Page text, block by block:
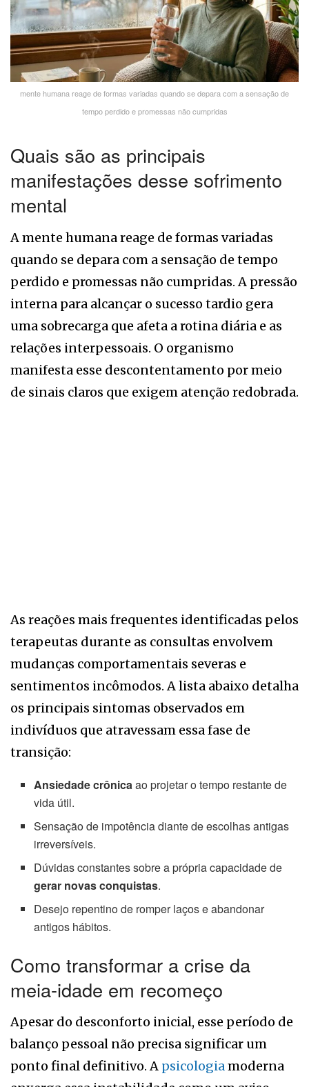
mente humana reage de formas variadas quando se depara com a sensação de
tempo perdido e promessas não cumpridas
Quais são as principais
manifestações desse sofrimento
mental
A mente humana reage de formas variadas
quando se depara com a sensação de tempo
perdido e promessas não cumpridas. A pressão
interna para alcançar o sucesso tardio gera
uma sobrecarga que afeta a rotina diária e as
relações interpessoais. O organismo
manifesta esse descontentamento por meio
de sinais claros que exigem atenção redobrada.
As reações mais frequentes identificadas pelos
terapeutas durante as consultas envolvem
mudanças comportamentais severas e
sentimentos incômodos. A lista abaixo detalha
os principais sintomas observados em
indivíduos que atravessam essa fase de
transição:
Ansiedade crônicaao projetar o tempo restante de
vida útil.
Sensação de impotência diante de escolhas antigas
irreversíveis.
Dúvidas constantes sobre a própria capacidade de
gerar novas conquistas.
Desejo repentino de romper laços e abandonar
antigos hábitos.
Como transformar a crise da
meia-idade em recomeço
Apesar do desconforto inicial, esse período de
balanço pessoal não precisa significar um
ponto final definitivo. A psicologiamoderna